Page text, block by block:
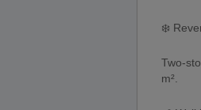
❄️
Two-
m².